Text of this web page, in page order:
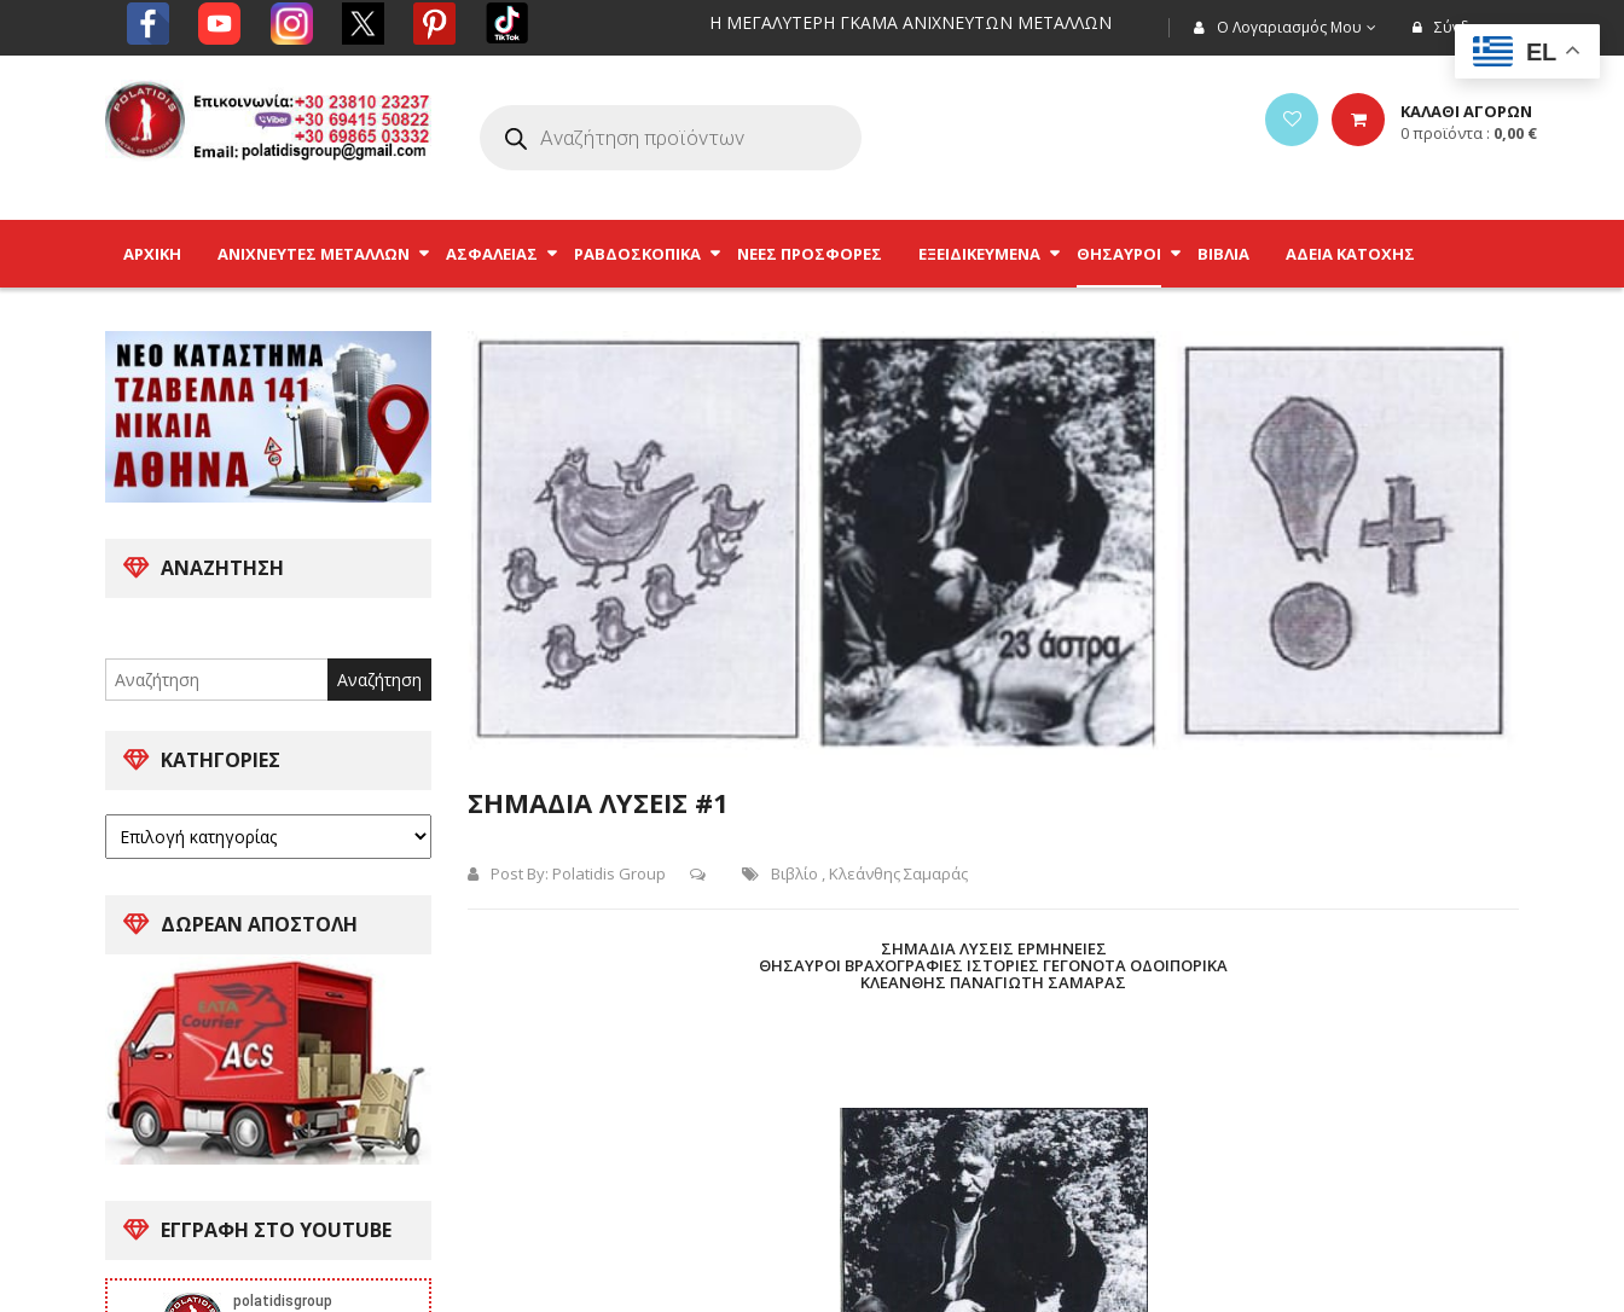
Σύνδεση
Ο Λογαριασμός Μου
Η ΜΕΓΑΛΥΤΕΡΗ ΓΚΑΜΑ ΑΝΙΧΝΕΥΤΩΝ ΜΕΤΑΛΛΩΝ
ΚΑΛΑΘΙ ΑΓΟΡΩΝ
0προϊόντα : 0,00 €
ΑΡΧΙΚΉ ΑΝΙΧΝΕΥΤΈΣ ΜΕΤΆΛΛΩΝ ΑΣΦΑΛΕΊΑΣ ΡΑΒΔΟΣΚΟΠΙΚΆ ΝΕΕΣ ΠΡΟΣΦΟΡΕΣ ΕΞΕΙΔΙΚΕΥΜΈΝΑ ΘΗΣΑΥΡΟΊ ΒΙΒΛΊΑ ΑΔΕΙΑ ΚΑΤΟΧΗΣ
ΑΝΑΖΉΤΗΣΗ
for:
ΚΑΤΗΓΟΡΊΕΣ
ΔΩΡΕΑΝ ΑΠΟΣΤΟΛΗ
ΕΓΓΡΑΦΗ ΣΤΟ YOUTUBE
ΣΗΜΑΔΙΑ ΛΥΣΕΙΣ #1
Post By: Polatidis Group Βιβλίο , Κλεάνθης Σαμαράς
ΣΗΜΑΔΙΑ ΛΥΣΕΙΣ ΕΡΜΗΝΕΙΕΣ
ΘΗΣΑΥΡΟΙ ΒΡΑΧΟΓΡΑΦΙΕΣ ΙΣΤΟΡΙΕΣ ΓΕΓΟΝΟΤΑ ΟΔΟΙΠΟΡΙΚΑ
ΚΛΕΑΝΘΗΣ ΠΑΝΑΓΙΩΤΗ ΣΑΜΑΡΑΣ
EL